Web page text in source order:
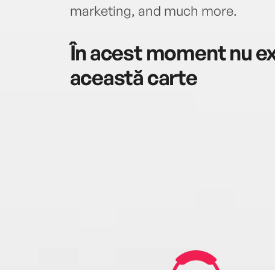
marketing, and much more.
În acest moment nu
această carte